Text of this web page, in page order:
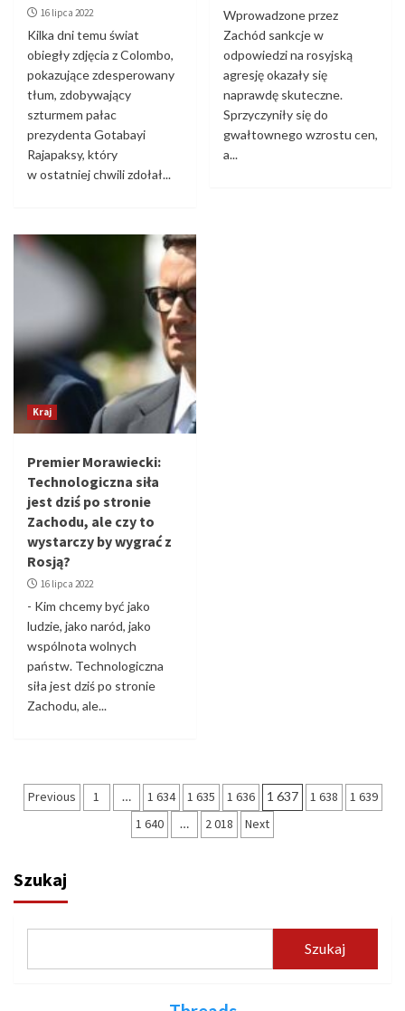
16 lipca 2022
Kilka dni temu świat
obiegły zdjęcia z Colombo,
pokazujące zdesperowany
tłum, zdobywający
szturmem pałac
prezydenta Gotabayi
Rajapaksy, który
w ostatniej chwili zdołał...
Wprowadzone przez
Zachód sankcje w
odpowiedzi na rosyjską
agresję okazały się
naprawdę skuteczne.
Sprzyczyniły się do
gwałtownego wzrostu cen,
a...
Kraj
Premier Morawiecki:
Technologiczna siła
jest dziś po stronie
Zachodu, ale czy to
wystarczy by wygrać z
Rosją?
16 lipca 2022
- Kim chcemy być jako
ludzie, jako naród, jako
wspólnota wolnych
państw. Technologiczna
siła jest dziś po stronie
Zachodu, ale...
Stronicowanie
Previous 1 … 1 634 1 635 1 636 1 637 1 638
1 639
1 640
… 2 018 Next
Szukaj
Szukaj